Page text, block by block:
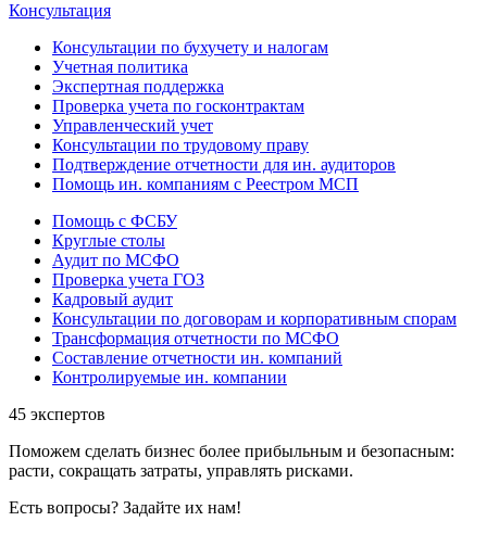
Консультация
Консультации по бухучету и налогам
Учетная политика
Экспертная поддержка
Проверка учета по госконтрактам
Управленческий учет
Консультации по трудовому праву
Подтверждение отчетности для ин. аудиторов
Помощь ин. компаниям с Реестром МСП
Помощь с ФСБУ
Круглые столы
Аудит по МСФО
Проверка учета ГОЗ
Кадровый аудит
Консультации по договорам и корпоративным спорам
Трансформация отчетности по МСФО
Составление отчетности ин. компаний
Контролируемые ин. компании
45 экспертов
Поможем сделать бизнес более прибыльным и безопасным:
расти, cокращать затраты, управлять рисками.
Есть вопросы? Задайте их нам!